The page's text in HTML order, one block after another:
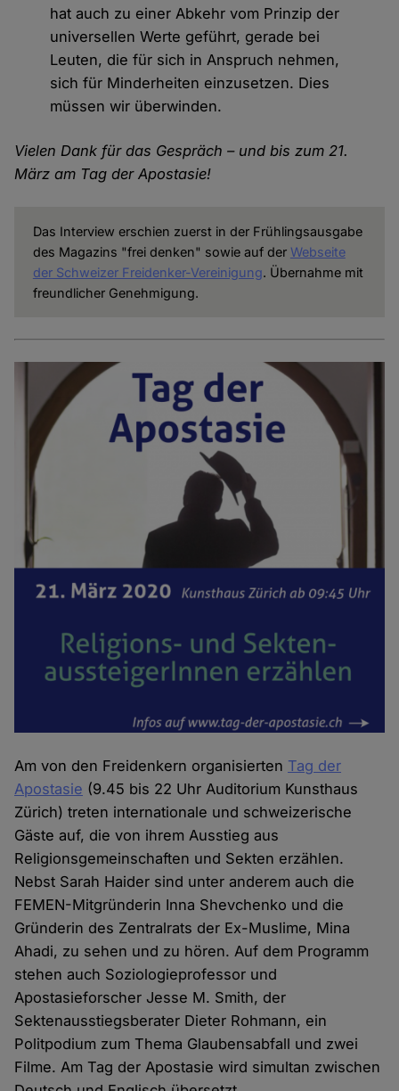
hat auch zu einer Abkehr vom Prinzip der
universellen Werte geführt, gerade bei
Leuten, die für sich in Anspruch nehmen,
sich für Minderheiten einzusetzen. Dies
müssen wir überwinden.
Vielen Dank für das Gespräch – und bis zum 21.
März am Tag der Apostasie!
Das Interview erschien zuerst in der Frühlingsausgabe
des Magazins "frei denken" sowie auf der Webseite
der Schweizer Freidenker-Vereinigung. Übernahme mit
freundlicher Genehmigung.
Am von den Freidenkern organisierten Tag der
Apostasie (9.45 bis 22 Uhr Auditorium Kunsthaus
Zürich) treten internationale und schweizerische
Gäste auf, die von ihrem Ausstieg aus
Religionsgemeinschaften und Sekten erzählen.
Nebst Sarah Haider sind unter anderem auch die
FEMEN-Mitgründerin Inna Shevchenko und die
Gründerin des Zentralrats der Ex-Muslime, Mina
Ahadi, zu sehen und zu hören. Auf dem Programm
stehen auch Soziologieprofessor und
Apostasieforscher Jesse M. Smith, der
Sektenausstiegsberater Dieter Rohmann, ein
Politpodium zum Thema Glaubensabfall und zwei
Filme. Am Tag der Apostasie wird simultan zwischen